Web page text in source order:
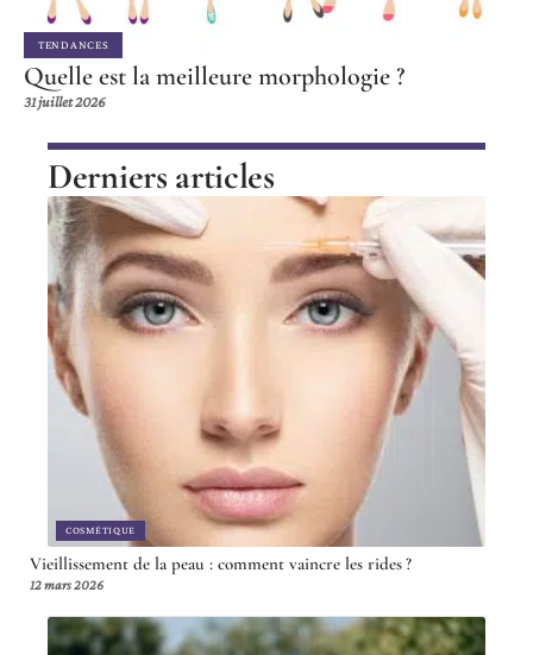
TENDANCES
Quelle est la meilleure morphologie ?
31 juillet 2026
Derniers articles
COSMÉTIQUE
Vieillissement de la peau : comment vaincre les rides ?
12 mars 2026